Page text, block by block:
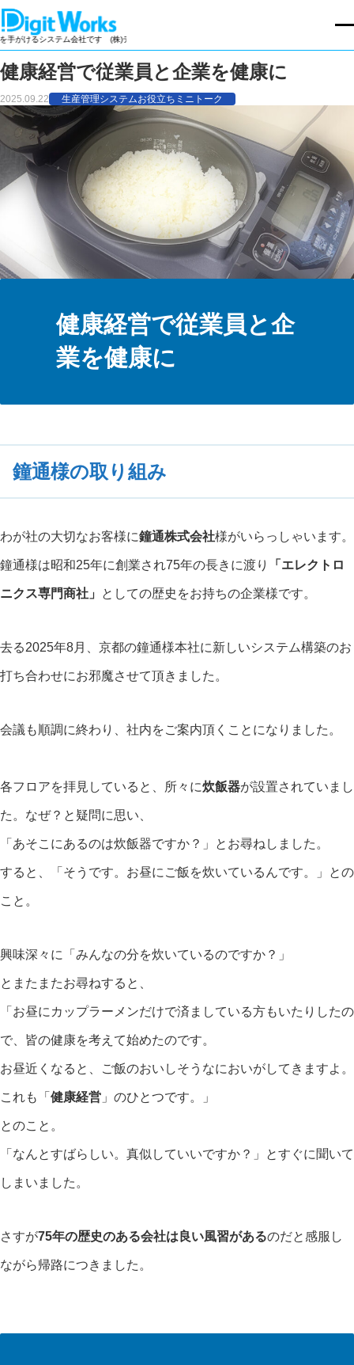
(株)デジットワークスは製造業向け基幹業務パッケージの開発・販売を手が
システム会社です
健康経営で従業員と企業を健康に
2025.09.22 生産管理システムお役立ちミニトーク
健康経営で従業員と企
業を健康に
鐘通様の取り組み
わが社の大切なお客様に鐘通株式会社様がいらっしゃいます。
鐘通様は昭和25年に創業され75年の長きに渡り 「エレクトロ
ニクス専門商社」 としての歴史をお持ちの企業様です。
去る2025年8月、京都の鐘通様本社に新しいシステム構築のお
打ち合わせにお邪魔させて頂きました。
会議も順調に終わり、社内をご案内頂くことになりました。
各フロアを拝見していると、所々に炊飯器が設置されていまし
た。なぜ？と疑問に思い、
「あそこにあるのは炊飯器ですか？」とお尋ねしました。
すると、「そうです。お昼にご飯を炊いているんです。」との
こと。
興味深々に「みんなの分を炊いているのですか？」
とまたまたお尋ねすると、
「お昼にカップラーメンだけで済ましている方もいたりしたの
で、皆の健康を考えて始めたのです。
お昼近くなると、ご飯のおいしそうなにおいがしてきますよ。
これも「 健康経営 」のひとつです。」
とのこと。
「なんとすばらしい。真似していいですか？」とすぐに聞いて
しまいました。
さすが75年の歴史のある会社は良い風習があるのだと感服し
ながら帰路につきました。